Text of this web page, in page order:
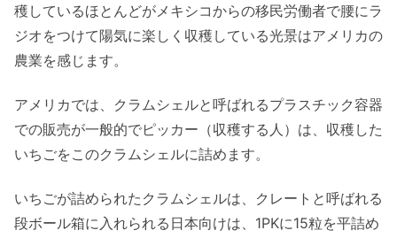
穫しているほとんどがメキシコからの移民労働者で腰にラ
ジオをつけて陽気に楽しく収穫している光景はアメリカの
農業を感じます。
アメリカでは、クラムシェルと呼ばれるプラスチック容器
での販売が一般的でピッカー（収穫する人）は、収穫した
いちごをこのクラムシェルに詰めます。
いちごが詰められたクラムシェルは、クレートと呼ばれる
段ボール箱に入れられる日本向けは、1PKに15粒を平詰め